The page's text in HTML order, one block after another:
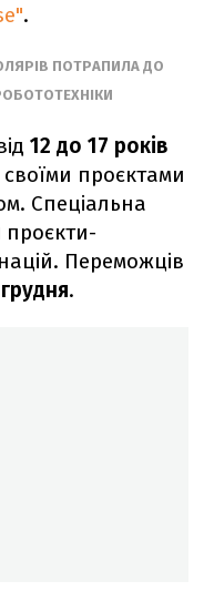
.
ПОТРАПИЛА ДО
12 до 17 років
проєктами
Спеціальна
проєкти-
Переможців
.